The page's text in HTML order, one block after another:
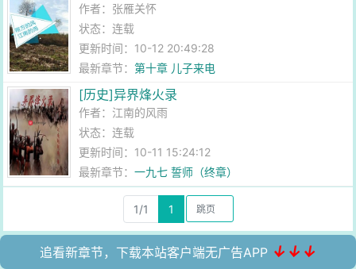
作者： 张雁关怀
状态：连载
更新时间：10-12 20:49:28
最新章节：第十章 儿子来电
[历史]异界烽火录
作者： 江南的风雨
状态：连载
更新时间：10-11 15:24:12
最新章节：一九七 誓师（终章）
1/1 1
追看新章节，下载本站客户端无广告APP ↓↓↓